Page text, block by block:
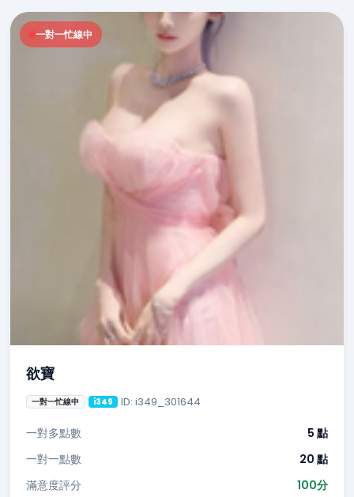
一對一忙線中
欲寶
一對一忙線中 i349 ID: i349_301644
一對多點數
5 點
一對一點數
20 點
滿意度評分
100分